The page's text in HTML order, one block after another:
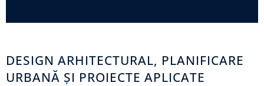
DESIGN ARHITECTURAL, PLANIFICARE
URBANĂ ȘI PROIECTE APLICATE